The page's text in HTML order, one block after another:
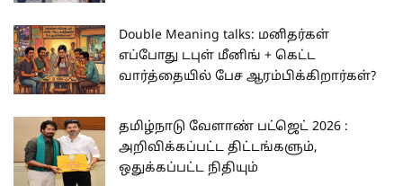
Double Meaning talks: மனிதர்கள்
எப்போது டபுள் மீனிங் + கெட்ட
வார்த்தையில் பேச ஆரம்பிக்கிறார்கள்?
தமிழ்நாடு வேளாண் பட்ஜெட் 2026 :
அறிவிக்கப்பட்ட திட்டங்களும்,
ஒதுக்கப்பட்ட நிதியும்